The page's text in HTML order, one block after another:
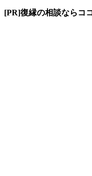
[PR]復縁の相談ならコ